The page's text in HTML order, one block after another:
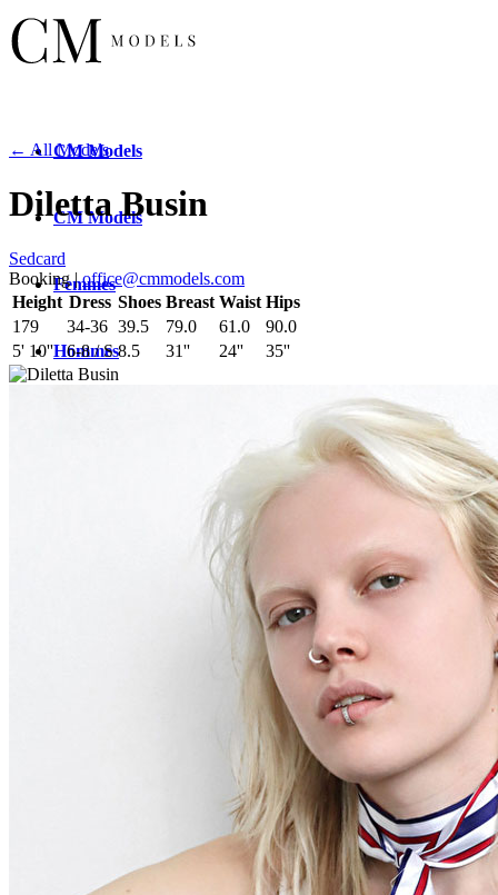
CMModels
CMModels
Femmes
Hommes
Next Casting
← All Models
Diletta Busin
Sedcard
Booking |office@cmmodels.com
Height Dress Shoes Breast Waist Hips
179
34-36 39.5 79.0 61.0
90.0
5' 10''
6-8 / S 8.5 31'' 24'' 35''